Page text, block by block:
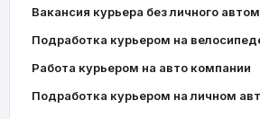
Вакансия курьера без личного
Подработка курьером на
Работа курьером на авто компании
Подработка курьером на личном